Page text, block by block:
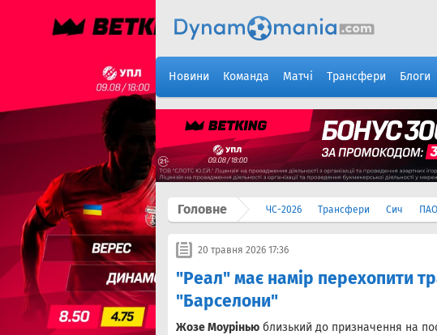
Новини Команда Матчі Трансфери Блоги
Головне ЧС-2026 Трансфери Сич
20 травня 2026 17:36
"Реал" має намір перехопити
"Барселони"
Жозе Моурінью близький до призначення на